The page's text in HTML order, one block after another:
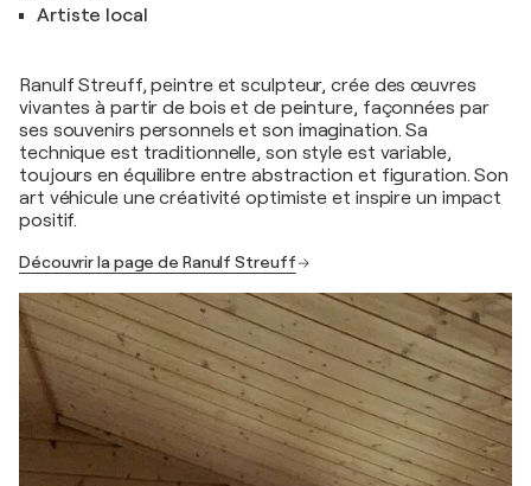
Artiste local
Ranulf Streuff, peintre et sculpteur, crée des œuvres
vivantes à partir de bois et de peinture, façonnées par
ses souvenirs personnels et son imagination. Sa
technique est traditionnelle, son style est variable,
toujours en équilibre entre abstraction et figuration. Son
art véhicule une créativité optimiste et inspire un impact
positif.
Découvrir la page de Ranulf Streuff